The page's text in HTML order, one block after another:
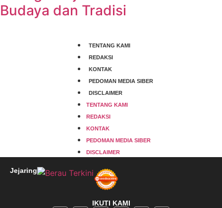
Budaya dan Tradisi
TENTANG KAMI
REDAKSI
KONTAK
PEDOMAN MEDIA SIBER
DISCLAIMER
TENTANG KAMI
REDAKSI
KONTAK
PEDOMAN MEDIA SIBER
DISCLAIMER
Jejaring
IKUTI KAMI